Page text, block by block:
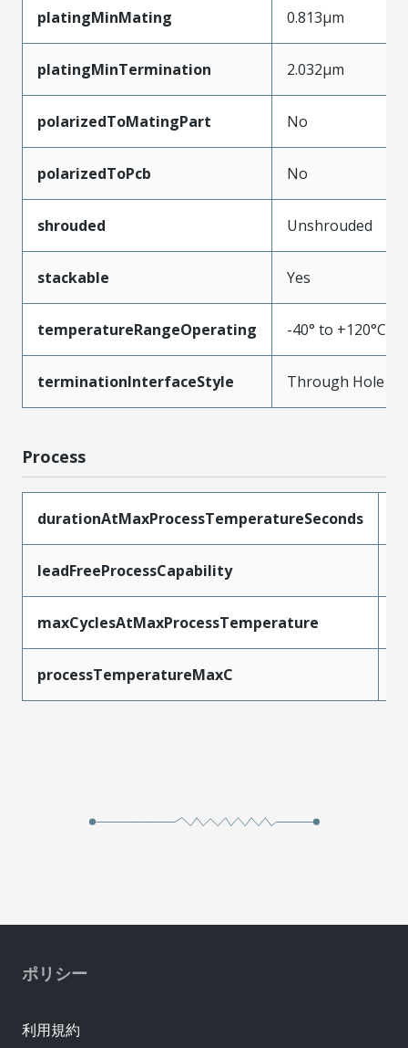
platingMinMating 0.813µm
platingMinTermination 2.032µm
polarizedToMatingPart No
polarizedToPcb No
shrouded Unshrouded
stackable Yes
temperatureRangeOperating -40° to +120°C
terminationInterfaceStyle Through Hole
Process
durationAtMaxProcessTemperatureSeconds
leadFreeProcessCapability
maxCyclesAtMaxProcessTemperature
processTemperatureMaxC
ポリシー
利用規約